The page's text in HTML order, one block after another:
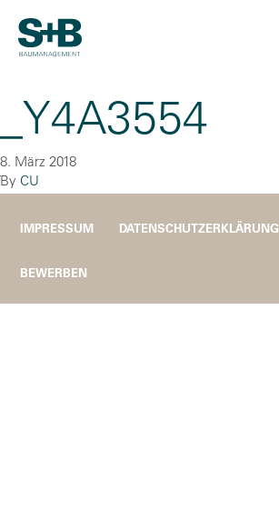
_Y4A3554
8. März 2018
By CU
IMPRESSUM DATENSCHUTZERKLÄRUNG
BEWERBEN